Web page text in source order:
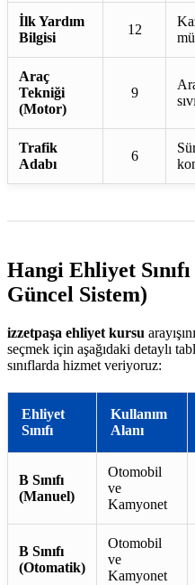
İlk Yardım
Bilgisi
12
Araç
Tekniği
(Motor)
9
Trafik
Adabı
6
Hangi Ehliyet
Güncel Sistem)
izzetpaşa ehliyet kursu
seçmek için aşağıdaki detaylı
sınıflarda hizmet veriyoruz:
Ehliyet
Sınıfı
Kullanım
Alanı
B Sınıfı
(Manuel)
Otomobil
ve
Kamyonet
B Sınıfı
(Otomatik)
Otomobil
ve
Kamyonet